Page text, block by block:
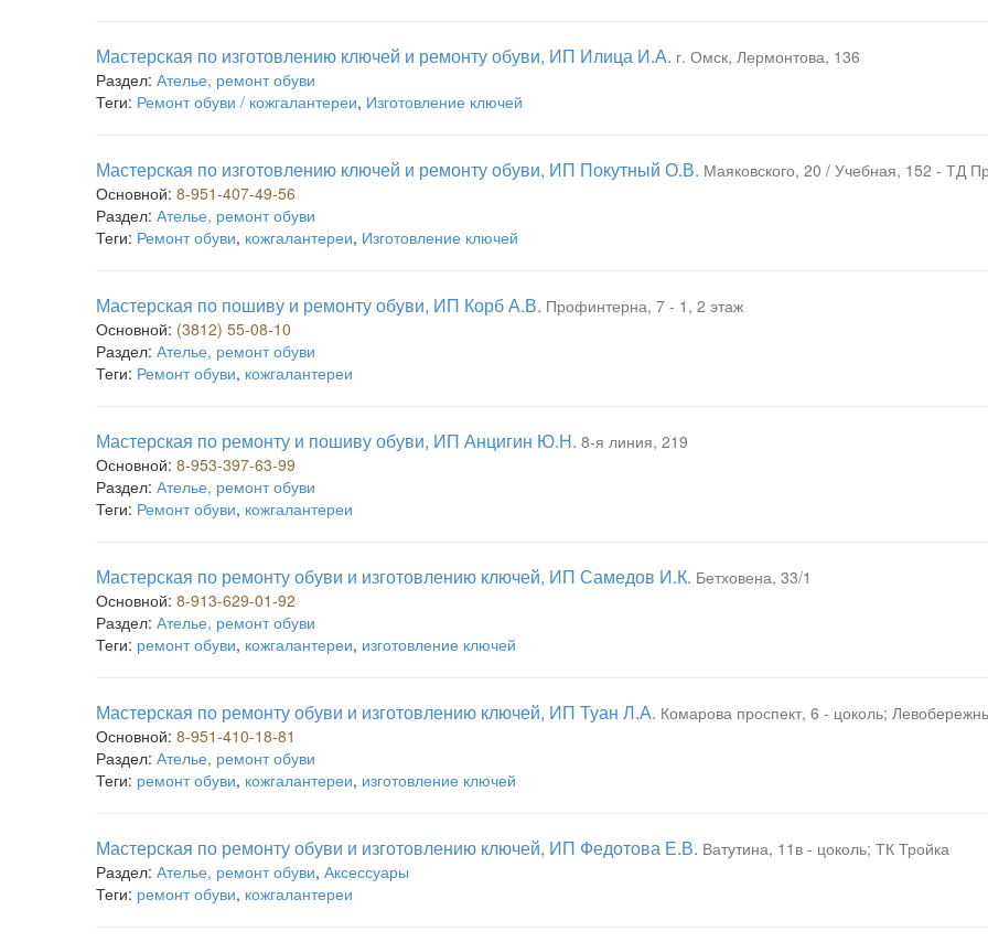
Мастерская по изготовлению ключей и ремонту обуви, ИП Илица И.А. г. Омск, Лермонтова, 136
Раздел: Ателье, ремонт обуви
Теги: Ремонт обуви / кожгалантереи, Изготовление ключей
Мастерская по изготовлению ключей и ремонту обуви, ИП Покутный О.В. Маяковского, 20 / Учебная, 152 - ТД
Основной: 8-951-407-49-56
Раздел: Ателье, ремонт обуви
Теги: Ремонт обуви, кожгалантереи, Изготовление ключей
Мастерская по пошиву и ремонту обуви, ИП Корб А.В. Профинтерна, 7 - 1, 2 этаж
Основной: (3812) 55-08-10
Раздел: Ателье, ремонт обуви
Теги: Ремонт обуви, кожгалантереи
Мастерская по ремонту и пошиву обуви, ИП Анцигин Ю.Н. 8-я линия, 219
Основной: 8-953-397-63-99
Раздел: Ателье, ремонт обуви
Теги: Ремонт обуви, кожгалантереи
Мастерская по ремонту обуви и изготовлению ключей, ИП Самедов И.К. Бетховена, 33/1
Основной: 8-913-629-01-92
Раздел: Ателье, ремонт обуви
Теги: ремонт обуви, кожгалантереи, изготовление ключей
Мастерская по ремонту обуви и изготовлению ключей, ИП Туан Л.А. Комарова проспект, 6 - цоколь;
Основной: 8-951-410-18-81
Раздел: Ателье, ремонт обуви
Теги: ремонт обуви, кожгалантереи, изготовление ключей
Мастерская по ремонту обуви и изготовлению ключей, ИП Федотова Е.В. Ватутина, 11в - цоколь; ТК Тройка
Раздел: Ателье, ремонт обуви, Аксессуары
Теги: ремонт обуви, кожгалантереи